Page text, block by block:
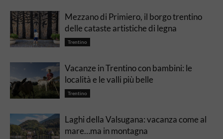
Mezzano di Primiero, il borgo trentino
delle cataste artistiche di legna
Trentino
Vacanze in Trentino con bambini: le
località e le valli più belle
Trentino
Laghi della Valsugana: vacanza come al
mare…ma in montagna